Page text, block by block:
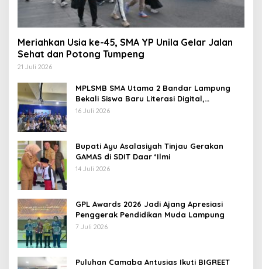
Meriahkan Usia ke-45, SMA YP Unila Gelar Jalan
Sehat dan Potong Tumpeng
21 Juli 2026
MPLSMB SMA Utama 2 Bandar Lampung
Bekali Siswa Baru Literasi Digital,
Jurnalistik, dan Etika Bermedia Sosial
16 Juli 2026
Bupati Ayu Asalasiyah Tinjau Gerakan
GAMAS di SDIT Daar ‘Ilmi
14 Juli 2026
GPL Awards 2026 Jadi Ajang Apresiasi
Penggerak Pendidikan Muda Lampung
7 Juli 2026
Puluhan Camaba Antusias Ikuti BIGREET